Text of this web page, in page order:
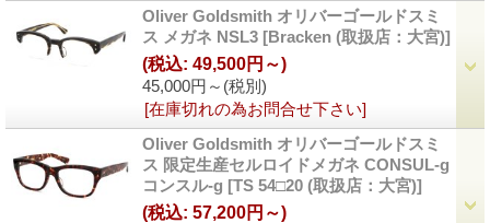
Oliver Goldsmith オリバーゴールドスミ
ス メガネ NSL3 [Bracken (取扱店：大宮)]
45,000円～ (税別)
(税込: 49,500円～)
[在庫切れの為お問合せ下さい]
Oliver Goldsmith オリバーゴールドスミ
ス 限定生産セルロイドメガネ CONSUL-g
コンスル-g [TS 54□20 (取扱店：大宮)]
(税込: 57,200円～)